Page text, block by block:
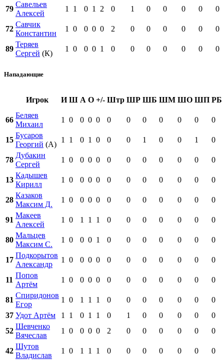
79
Савельев
Алексей
1 1 0 1 2 0 1 0 0 0 0 0
72
Савчик
Константин
1 0 0 0 0 2 0 0 0 0 0 0
89
Теряев
Сергей (К)
1 0 0 0 1 0 0 0 0 0 0 0
Нападающие
Игрок И Ш А О +/- Штр ШР ШБ ШМ ШО ШП РБ
66
Беляев
Михаил
1 0 0 0 0 0 0 0 0 0 0 0
15
Бусаров
Георгий (А)
1 1 0 1 0 0 0 1 0 0 1 0
78
Дубакин
Сергей
1 0 0 0 0 0 0 0 0 0 0 0
13
Кадышев
Кирилл
1 0 0 0 0 0 0 0 0 0 0 0
28
Казаков
Максим Д.
1 0 0 0 0 0 0 0 0 0 0 0
91
Макеев
Алексей
1 0 1 1 1 0 0 0 0 0 0 0
80
Мальцев
Максим С.
1 0 0 0 1 0 0 0 0 0 0 0
17
Подкорытов
Александр
1 0 0 0 0 0 0 0 0 0 0 0
11
Попов
Артём
1 0 0 0 0 0 0 0 0 0 0 0
81
Спиридонов
Егор
1 0 1 1 1 0 0 0 0 0 0
0
37 Удот Артём 1 1 0 1 1 0 1 0 0 0 0
0
52
Шевченко
Вячеслав
1 0 0 0 0 2 0 0 0 0 0 0
42
Шутов
Владислав
1 0 1 1 1 0 0 0 0 0 0
0